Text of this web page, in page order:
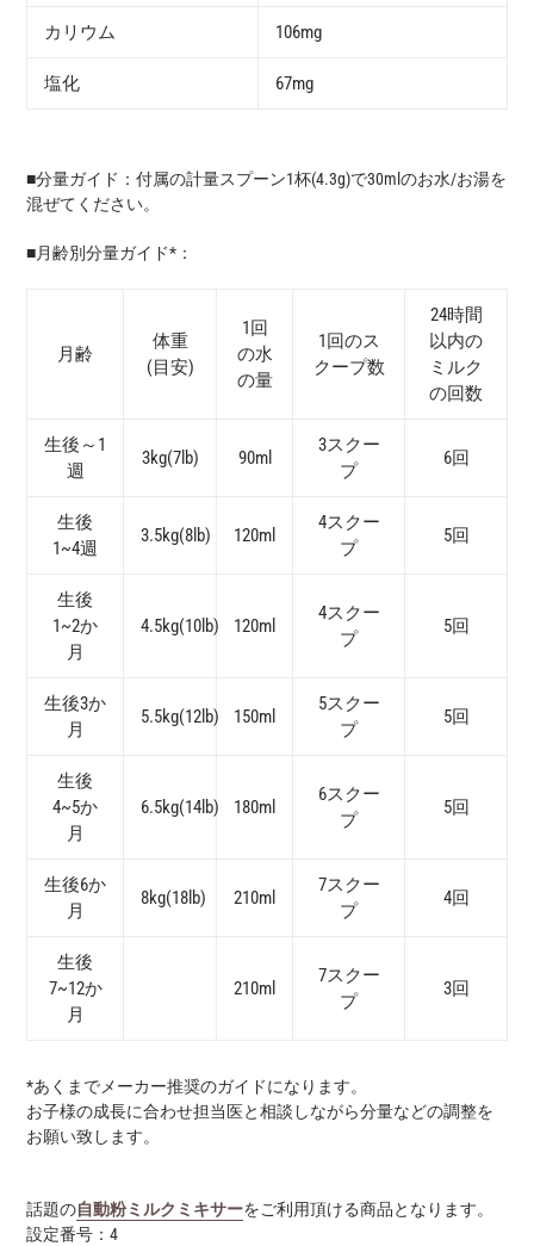
カリウム 106mg
塩化 67mg
■分量ガイド：付属の計量スプーン1杯(4.3g)で30mlのお水/お湯を
混ぜてください。
■月齢別分量ガイド*：
月齢
体重
(目安)
1回
の水
の量
1回のス
クープ数
24時間
以内の
ミルク
の回数
生後～1
週
3kg(7lb) 90ml
3スクー
プ
6回
生後
1~4週
3.5kg(8lb) 120ml
4スクー
プ
5回
生後
1~2か
月
4.5kg(10lb) 120ml
4スクー
プ
5回
生後3か
月
5.5kg(12lb) 150ml
5スクー
プ
5回
生後
4~5か
月
6.5kg(14lb) 180ml
6スクー
プ
5回
生後6か
月
8kg(18lb) 210ml
7スクー
プ
4回
生後
7~12か
月
210ml
7スクー
プ
3回
*あくまでメーカー推奨のガイドになります。
お子様の成長に合わせ担当医と相談しながら分量などの調整を
お願い致します。
話題の自動粉ミルクミキサーをご利用頂ける商品となります。
設定番号：4